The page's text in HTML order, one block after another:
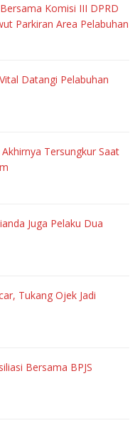
Komisi III DPRD
Parkiran Area Pelabuhan
Datangi Pelabuhan
Tersungkur Saat
Juga Pelaku Dua
Tukang Ojek Jadi
Bersama BPJS